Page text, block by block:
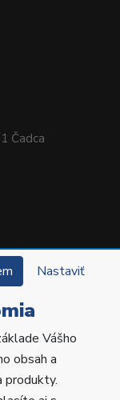
Čadca
práva
Nastaviť
Vášho
obsah a
produkty.